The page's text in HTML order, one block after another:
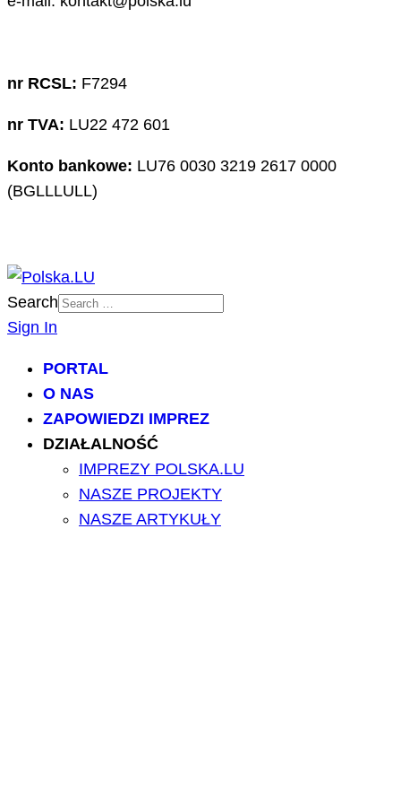
nr RCSL: F7294
nr TVA: LU22 472 601
Konto bankowe: LU76 0030 3219 2617 0000
(BGLLLULL)
Search
Sign In
PORTAL
O NAS
ZAPOWIEDZI IMPREZ
DZIAŁALNOŚĆ
IMPREZY POLSKA.LU
NASZE PROJEKTY
NASZE ARTYKUŁY